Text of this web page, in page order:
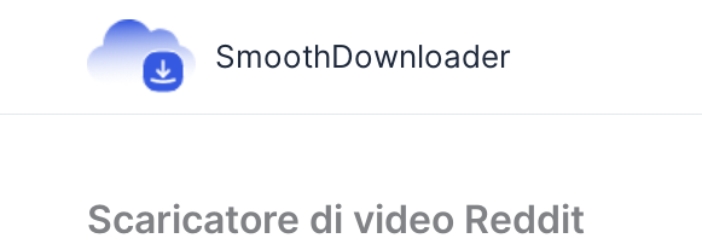
SmoothDownloader
Scaricatore di video Reddit